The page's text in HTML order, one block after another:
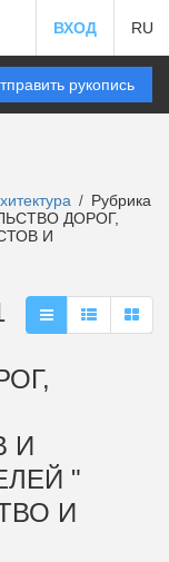
ВХОД RU
рукопись
/ Рубрика
ДОРОГ,
И
И
"
И